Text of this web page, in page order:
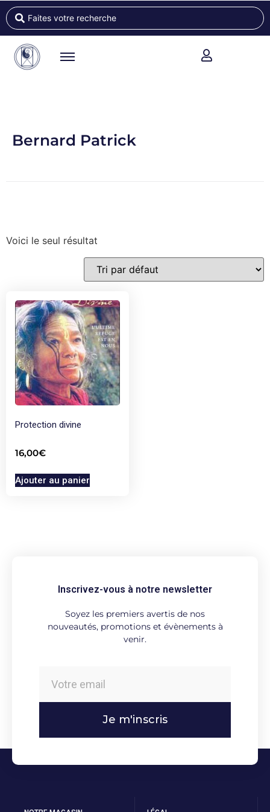
Bernard Patrick
Voici le seul résultat
Protection divine
16,00€
Ajouter au panier
Inscrivez-vous à notre newsletter
Soyez les premiers avertis de nos
nouveautés, promotions et évènements à
venir.
Je m'inscris